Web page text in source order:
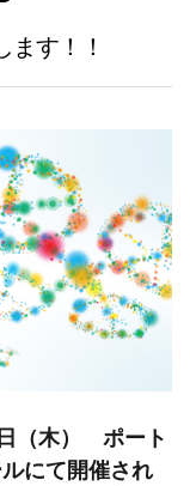
す！！
（木） ポート
にて開催され